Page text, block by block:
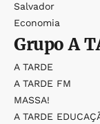
Salvador
Economia
GrupoA
A TARDE
A TARDE FM
MASSA!
A TARDE